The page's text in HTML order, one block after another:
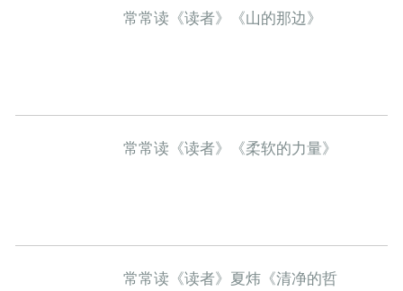
常常读《读者》《山的那边》
常常读《读者》《柔软的力量》
常常读《读者》夏炜《清净的哲